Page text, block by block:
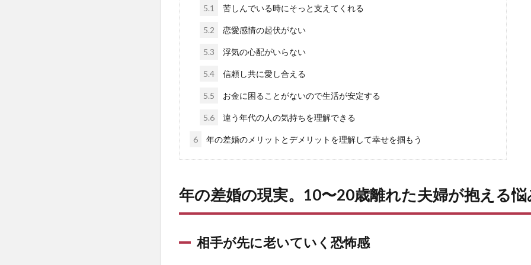
5.1 苦しんでいる時にそっと支えてくれる
5.2 恋愛感情の起伏がない
5.3 浮気の心配がいらない
5.4 信頼し共に愛し合える
5.5 お金に困ることがないので生活が安定する
5.6 違う年代の人の気持ちを理解できる
6 年の差婚のメリットとデメリットを理解して幸せを掴もう
年の差婚の現実。10〜20歳離れた夫婦が抱える
相手が先に老いていく恐怖感